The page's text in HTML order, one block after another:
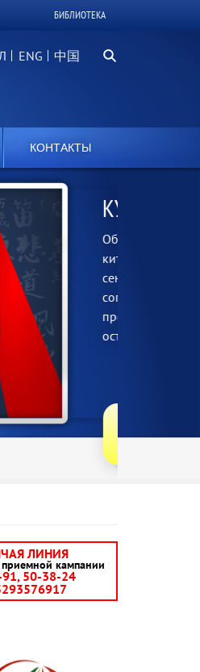
БИБЛИОТЕКА
中国 Поиск...
КОНТАКТЫ
ЯЗЫКА
на курсы
для начинающих с
можно
ЛИНИЯ
кампании
50-38-24